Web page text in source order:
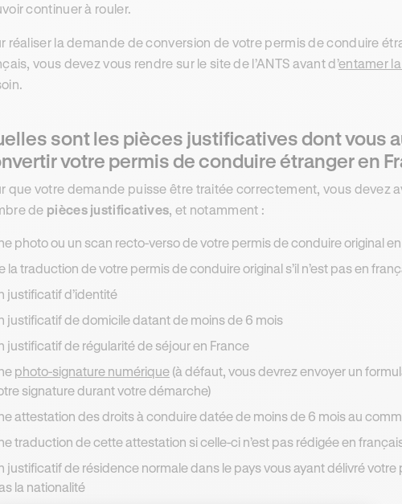
continuer à rouler.
réaliser la demande de conversion de votre permis de conduire
vous devez vous rendre sur le site de l’ANTS avant d’entamer
sont les pièces justificatives dont vous
votre permis de conduire étranger en
que votre demande puisse être traitée correctement, vous devez
de pièces justificatives, et notamment :
photo ou un scan recto-verso de votre permis de conduire original
la traduction de votre permis de conduire original s’il n’est pas en
justificatif d’identité
justificatif de domicile datant de moins de 6 mois
justificatif de régularité de séjour en France
photo-signature numérique (à défaut, vous devrez envoyer un
signature durant votre démarche)
attestation des droits à conduire datée de moins de 6 mois au
traduction de cette attestation si celle-ci n’est pas rédigée en
justificatif de résidence normale dans le pays vous ayant délivré votre
la nationalité